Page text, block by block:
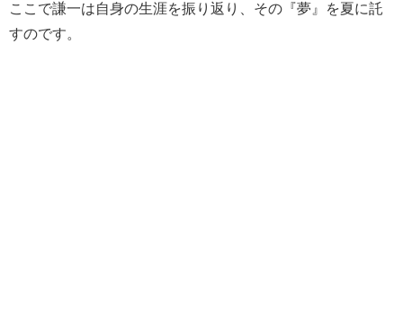
ここで謙一は自身の生涯を振り返り、その『夢』を夏に託
すのです。